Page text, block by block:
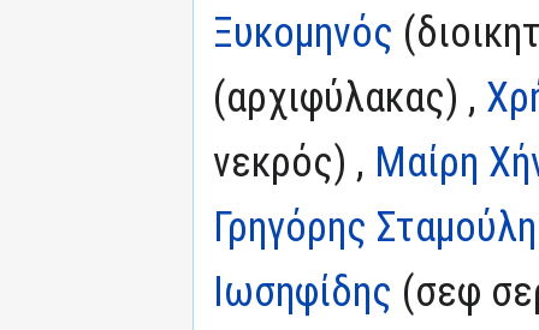
Ξυκομηνός
(αρχιφύλακας) ,
νεκρός) , Μαίρη
Γρηγόρης
Ιωσηφίδης (σεφ